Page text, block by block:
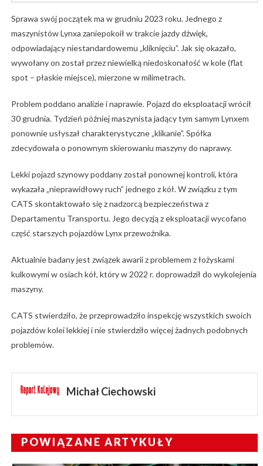
Sprawa swój początek ma w grudniu 2023 roku. Jednego z
maszynistów Lynxa zaniepokoił w trakcie jazdy dźwięk,
odpowiadający niestandardowemu „kliknięciu”. Jak się okazało,
wywołany on został przez niewielką niedoskonałość w kole (flat
spot – płaskie miejsce), mierzone w milimetrach.
Problem poddano analizie i naprawie. Pojazd do eksploatacji wrócił
30 grudnia. Tydzień później maszynista jadący tym samym Lynxem
ponownie usłyszał charakterystyczne „klikanie”. Spółka
zdecydowała o ponownym skierowaniu maszyny do naprawy.
Lekki pojazd szynowy poddany został ponownej kontroli, która
wykazała „nieprawidłowy ruch” jednego z kół. W związku z tym
CATS skontaktowało się z nadzorcą bezpieczeństwa z
Departamentu Transportu. Jego decyzją z eksploatacji wycofano
część starszych pojazdów Lynx przewoźnika.
Aktualnie badany jest związek awarii z problemem z łożyskami
kulkowymi w osiach kół, który w 2022 r. doprowadził do wykolejenia
maszyny.
CATS stwierdziło, że przeprowadziło inspekcję wszystkich swoich
pojazdów kolei lekkiej i nie stwierdziło więcej żadnych podobnych
problemów.
Michał Ciechowski
POWIĄZANE ARTYKUŁY